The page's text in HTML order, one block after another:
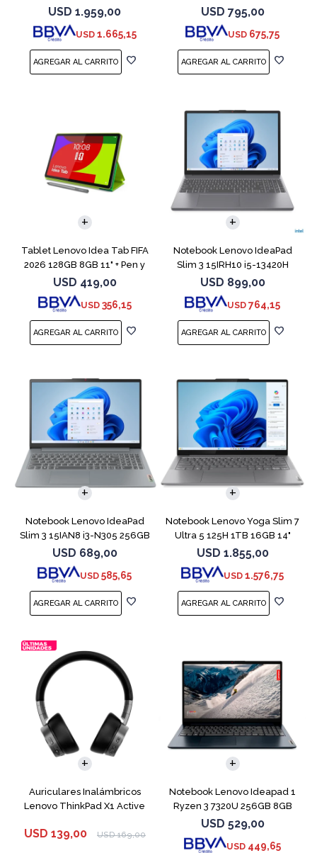
RTX 5060
USD 1.959,00
USD 1.665,15
512GB 8GB
USD 795,00
USD 675,75
Tablet Lenovo Idea Tab FIFA
2026 128GB 8GB 11" + Pen y
Funda
USD 419,00
USD 356,15
Notebook Lenovo IdeaPad
Slim 3 15IRH10 i5-13420H
512GB 8GB G
USD 899,00
USD 764,15
Notebook Lenovo IdeaPad
Slim 3 15IAN8 i3-N305 256GB
8GB 15.6
USD 689,00
USD 585,65
COMPARAR
Notebook Lenovo Yoga Slim 7
Ultra 5 125H 1TB 16GB 14"
Gray
USD 1.855,00
USD 1.576,75
COMPARAR
Auriculares Inalámbricos
Lenovo ThinkPad X1 Active
USD 139,00 USD 169,00
Notebook Lenovo Ideapad 1
Ryzen 3 7320U 256GB 8GB
Blue 15.6"
USD 529,00
USD 449,65